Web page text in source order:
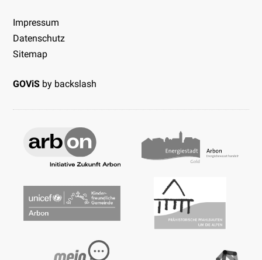
Impressum
Datenschutz
Sitemap
GOViS by backslash